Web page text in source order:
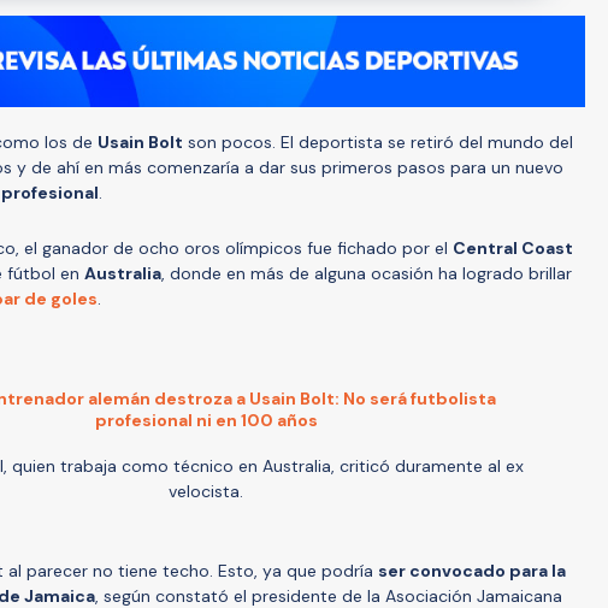
los de Usain Bolt son pocos. El deportista se retiró del mundo del
y de ahí en más comenzaría a dar sus primeros pasos para un nuevo
.
el ganador de ocho oros olímpicos fue fichado por el Central Coast
fútbol en Australia, donde en más de alguna ocasión ha logrado brillar
de goles.
alemán destroza a Usain Bolt: No será futbolista
profesional ni en 100 años
quien trabaja como técnico en Australia, criticó duramente al ex
velocista.
al parecer no tiene techo. Esto, ya que podría ser convocado para la
Jamaica, según constató el presidente de la Asociación Jamaicana